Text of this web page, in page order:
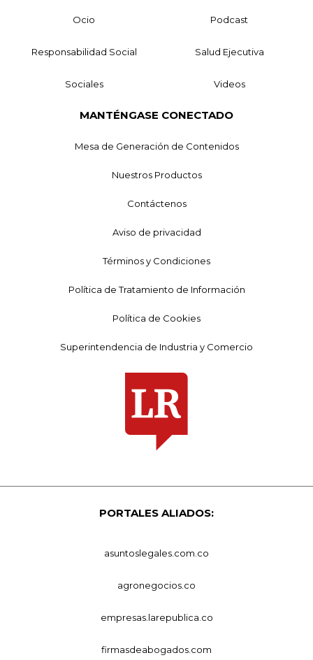
Ocio Podcast
Responsabilidad Social Salud Ejecutiva
Sociales Videos
MANTÉNGASE CONECTADO
Mesa de Generación de Contenidos
Nuestros Productos
Contáctenos
Aviso de privacidad
Términos y Condiciones
Política de Tratamiento de Información
Política de Cookies
Superintendencia de Industria y Comercio
PORTALES ALIADOS:
asuntoslegales.com.co
agronegocios.co
empresas.larepublica.co
firmasdeabogados.com